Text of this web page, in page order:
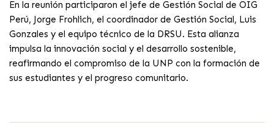
En la reunión participaron el jefe de Gestión Social de OIG
Perú, Jorge Frohlich, el coordinador de Gestión Social, Luis
Gonzales y el equipo técnico de la DRSU. Esta alianza
impulsa la innovación social y el desarrollo sostenible,
reafirmando el compromiso de la UNP con la formación de
sus estudiantes y el progreso comunitario.